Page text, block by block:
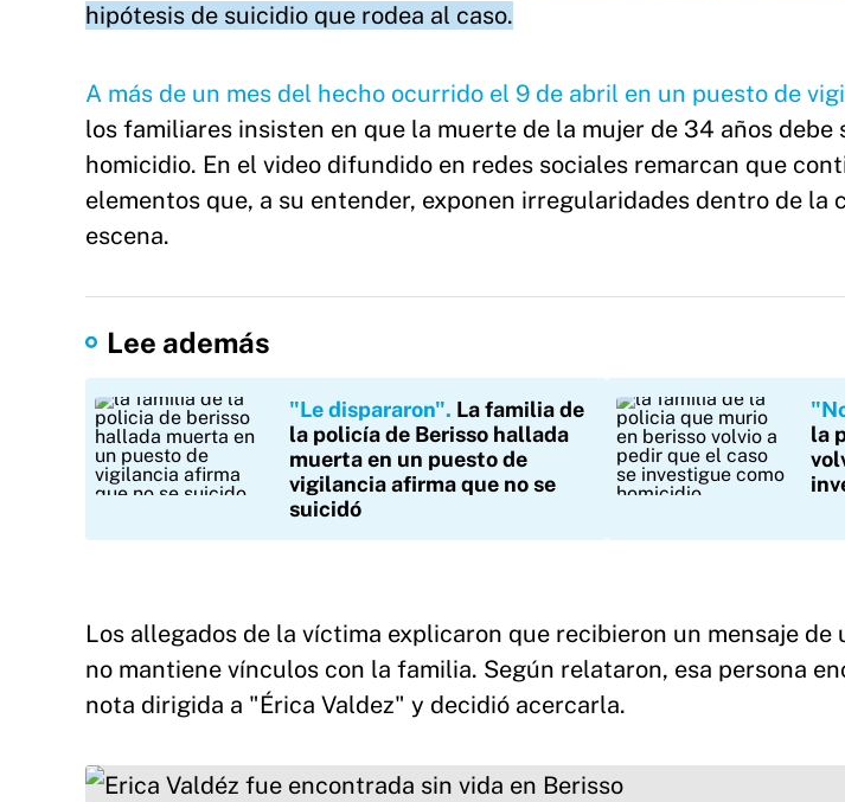
hipótesis de suicidio que rodea al caso.
A más de un mes del hecho ocurrido el 9 de abril en un puesto de
los familiares insisten en que la muerte de la mujer de 34 años debe
homicidio. En el video difundido en redes sociales remarcan que
elementos que, a su entender, exponen irregularidades dentro de la
escena.
Lee además
"Le dispararon" La familia de
la policía de Berisso hallada
muerta en un puesto de
vigilancia afirma que no se
suicidó
la
Los allegados de la víctima explicaron que recibieron un mensaje de
no mantiene vínculos con la familia. Según relataron, esa persona
nota dirigida a "Érica Valdez" y decidió acercarla.